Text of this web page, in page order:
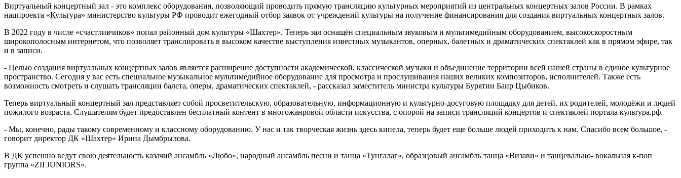
Виртуальный концертный зал - это комплекс оборудования, позволяющий проводить прямую трансляцию культурных мероприятий из центральных концертных залов России. В рамках
нацпроекта «Культура» министерство культуры РФ проводит ежегодный отбор заявок от учреждений культуры на получение финансирования для создания виртуальных концертных залов.
В 2022 году в числе «счастливчиков» попал районный дом культуры «Шахтер». Теперь зал оснащён специальным звуковым и мультимедийным оборудованием, высокоскоростным
широкополосным интернетом, что позволяет транслировать в высоком качестве выступления известных музыкантов, оперных, балетных и драматических спектаклей как в прямом эфире, так
и в записи.
- Целью создания виртуальных концертных залов является расширение доступности академической, классической музыки и объединение территории всей нашей страны в единое культурное
пространство. Сегодня у вас есть специальное музыкальное мультимедийное оборудование для просмотра и прослушивания наших великих композиторов, исполнителей. Также есть
возможность смотреть и слушать трансляции балета, оперы, драматических спектаклей, - рассказал заместитель министра культуры Бурятии Баир Цыбиков.
Теперь виртуальный концертный зал представляет собой просветительскую, образовательную, информационную и культурно-досуговую площадку для детей, их родителей, молодёжи и людей
пожилого возраста. Слушателям будет предоставлен бесплатный контент в многожанровой области искусства, с опорой на записи трансляций концертов и спектаклей портала культура.рф.
- Мы, конечно, рады такому современному и классному оборудованию. У нас и так творческая жизнь здесь кипела, теперь будет еще больше людей приходить к нам. Спасибо всем большое, -
говорит директор ДК «Шахтер» Ирина Дымбрылова.
В ДК успешно ведут свою деятельность казачий ансамбль «Любо», народный ансамбль песни и танца «Тунгалаг», образцовый ансамбль танца «Визави» и танцевально- вокальная к-поп
группа «ZII JUNIORS».